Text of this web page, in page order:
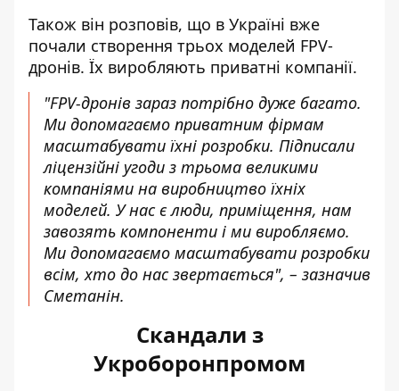
Також він розповів, що в Україні вже
почали створення трьох моделей FPV-
дронів. Їх виробляють приватні компанії.
"FPV-дронів зараз потрібно дуже багато.
Ми допомагаємо приватним фірмам
масштабувати їхні розробки. Підписали
ліцензійні угоди з трьома великими
компаніями на виробництво їхніх
моделей. У нас є люди, приміщення, нам
завозять компоненти і ми виробляємо.
Ми допомагаємо масштабувати розробки
всім, хто до нас звертається", – зазначив
Сметанін.
Скандали з
Укроборонпромом